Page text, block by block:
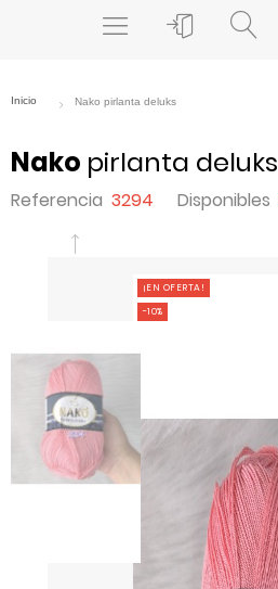
Nako pirlanta deluks
Referencia 3294 Disponibles
¡EN OFERTA!
-10%